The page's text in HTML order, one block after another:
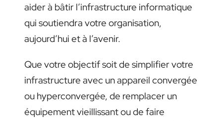
aider à bâtir l’infrastructure informatique
qui soutiendra votre organisation,
aujourd’hui et à l’avenir.
Que votre objectif soit de simplifier votre
infrastructure avec un appareil convergée
ou hyperconvergée, de remplacer un
équipement vieillissant ou de faire